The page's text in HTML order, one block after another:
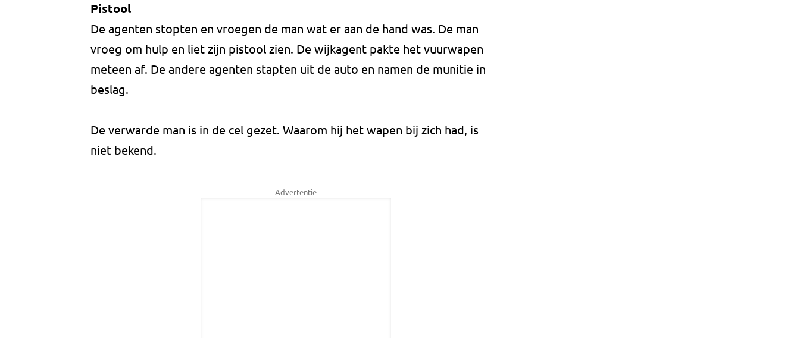
Pistool
De agenten stopten en vroegen de man wat er aan de hand was. De man
vroeg om hulp en liet zijn pistool zien. De wijkagent pakte het vuurwapen
meteen af. De andere agenten stapten uit de auto en namen de munitie in
beslag.
De verwarde man is in de cel gezet. Waarom hij het wapen bij zich had, is
niet bekend.
Advertentie